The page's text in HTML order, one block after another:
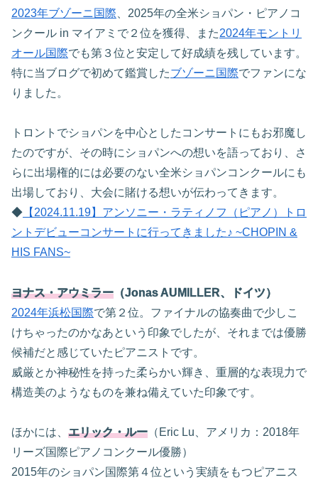
2023年ブゾーニ国際 、2025年の全米ショパン・ピアノコ
ンクール in マイアミで２位を獲得、また2024年モントリ
オール国際でも第３位と安定して好成績を残しています。
特に当ブログで初めて鑑賞したブゾーニ国際でファンにな
りました。
トロントでショパンを中心としたコンサートにもお邪魔し
たのですが、その時にショパンへの想いを語っており、さ
らに出場権的には必要のない全米ショパンコンクールにも
出場しており、大会に賭ける想いが伝わってきます。
◆ 【2024.11.19】アンソニー・ラティノフ（ピアノ）トロ
ントデビューコンサートに行ってきました♪ ~CHOPIN &
HIS FANS~
ヨナス・アウミラー （Jonas AUMILLER、ドイツ）
2024年浜松国際で第２位。ファイナルの協奏曲で少しこ
けちゃったのかなあという印象でしたが、それまでは優勝
候補だと感じていたピアニストです。
威厳とか神秘性を持った柔らかい輝き、重層的な表現力で
構造美のようなものを兼ね備えていた印象です。
ほかには、 エリック・ルー （Eric Lu、アメリカ：2018年
リーズ国際ピアノコンクール優勝）
2015年のショパン国際第４位という実績をもつピアニス